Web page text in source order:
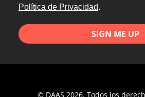
Política de Privacidad.
SIGN ME UP
© DAAS 2026. Todos los